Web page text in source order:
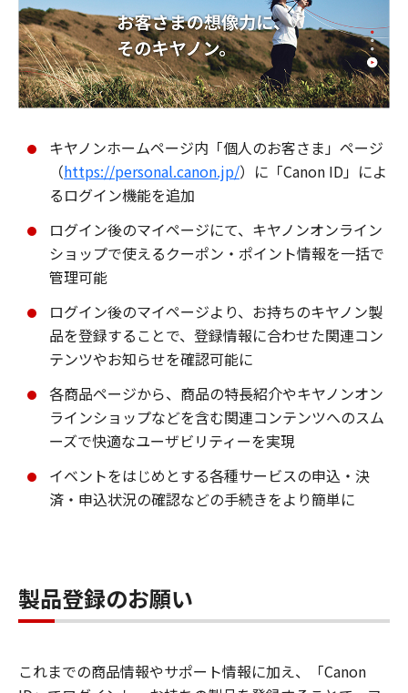
キヤノンホームページ内「個人のお客さま」ページ
（https://personal.canon.jp/）に「Canon ID」によ
るログイン機能を追加
ログイン後のマイページにて、キヤノンオンライン
ショップで使えるクーポン・ポイント情報を一括で
管理可能
ログイン後のマイページより、お持ちのキヤノン製
品を登録することで、登録情報に合わせた関連コン
テンツやお知らせを確認可能に
各商品ページから、商品の特長紹介やキヤノンオン
ラインショップなどを含む関連コンテンツへのスム
ーズで快適なユーザビリティーを実現
イベントをはじめとする各種サービスの申込・決
済・申込状況の確認などの手続きをより簡単に
製品登録のお願い
これまでの商品情報やサポート情報に加え、「Canon